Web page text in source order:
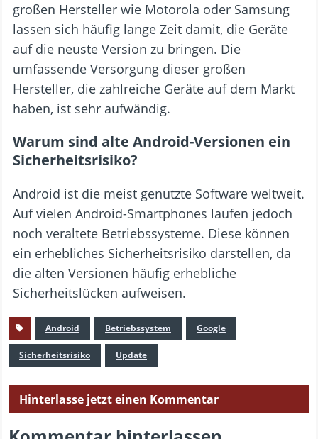
großen Hersteller wie Motorola oder Samsung
lassen sich häufig lange Zeit damit, die Geräte
auf die neuste Version zu bringen. Die
umfassende Versorgung dieser großen
Hersteller, die zahlreiche Geräte auf dem Markt
haben, ist sehr aufwändig.
Warum sind alte Android-Versionen ein
Sicherheitsrisiko?
Android ist die meist genutzte Software weltweit.
Auf vielen Android-Smartphones laufen jedoch
noch veraltete Betriebssysteme. Diese können
ein erhebliches Sicherheitsrisiko darstellen, da
die alten Versionen häufig erhebliche
Sicherheitslücken aufweisen.
Android Betriebssystem Google
Sicherheitsrisiko Update
Hinterlasse jetzt einen Kommentar